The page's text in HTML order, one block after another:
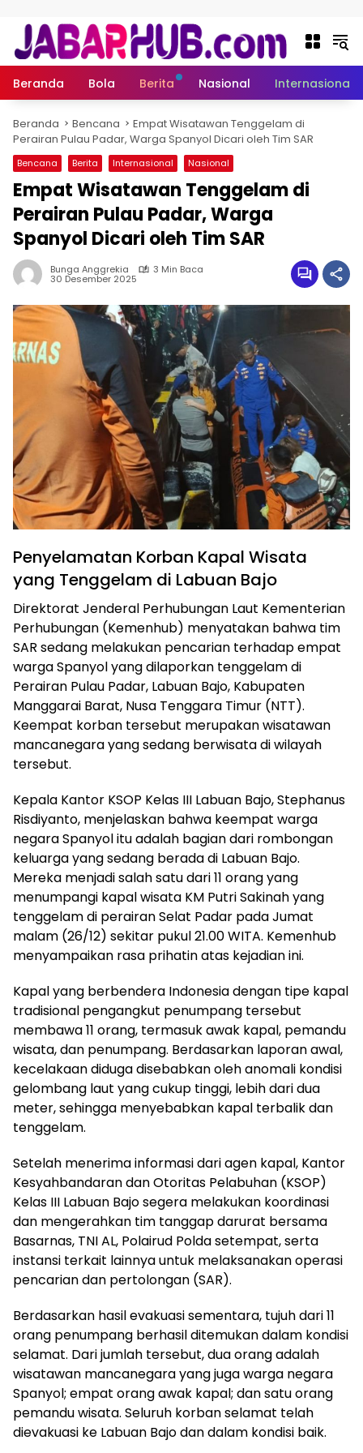
Beranda Bola Berita Nasional Internasional
Beranda Bencana
Empat Wisatawan Tenggelam di
Perairan Pulau Padar, Warga Spanyol Dicari oleh Tim SAR
Bencana Berita Internasional Nasional
Empat Wisatawan Tenggelam di
Perairan Pulau Padar, Warga
Spanyol Dicari oleh Tim SAR
Bunga Anggrekia 3 Min Baca
30 Desember 2025
Penyelamatan Korban Kapal Wisata
yang Tenggelam di Labuan Bajo
Direktorat Jenderal Perhubungan Laut Kementerian
Perhubungan (Kemenhub) menyatakan bahwa tim
SAR sedang melakukan pencarian terhadap empat
warga Spanyol yang dilaporkan tenggelam di
Perairan Pulau Padar, Labuan Bajo, Kabupaten
Manggarai Barat, Nusa Tenggara Timur (NTT).
Keempat korban tersebut merupakan wisatawan
mancanegara yang sedang berwisata di wilayah
tersebut.
Kepala Kantor KSOP Kelas III Labuan Bajo, Stephanus
Risdiyanto, menjelaskan bahwa keempat warga
negara Spanyol itu adalah bagian dari rombongan
keluarga yang sedang berada di Labuan Bajo.
Mereka menjadi salah satu dari 11 orang yang
menumpangi kapal wisata KM Putri Sakinah yang
tenggelam di perairan Selat Padar pada Jumat
malam (26/12) sekitar pukul 21.00 WITA. Kemenhub
menyampaikan rasa prihatin atas kejadian ini.
Kapal yang berbendera Indonesia dengan tipe kapal
tradisional pengangkut penumpang tersebut
membawa 11 orang, termasuk awak kapal, pemandu
wisata, dan penumpang. Berdasarkan laporan awal,
kecelakaan diduga disebabkan oleh anomali kondisi
gelombang laut yang cukup tinggi, lebih dari dua
meter, sehingga menyebabkan kapal terbalik dan
tenggelam.
Setelah menerima informasi dari agen kapal, Kantor
Kesyahbandaran dan Otoritas Pelabuhan (KSOP)
Kelas III Labuan Bajo segera melakukan koordinasi
dan mengerahkan tim tanggap darurat bersama
Basarnas, TNI AL, Polairud Polda setempat, serta
instansi terkait lainnya untuk melaksanakan operasi
pencarian dan pertolongan (SAR).
Berdasarkan hasil evakuasi sementara, tujuh dari 11
orang penumpang berhasil ditemukan dalam kondisi
selamat. Dari jumlah tersebut, dua orang adalah
wisatawan mancanegara yang juga warga negara
Spanyol; empat orang awak kapal; dan satu orang
pemandu wisata. Seluruh korban selamat telah
dievakuasi ke Labuan Bajo dan dalam kondisi baik.